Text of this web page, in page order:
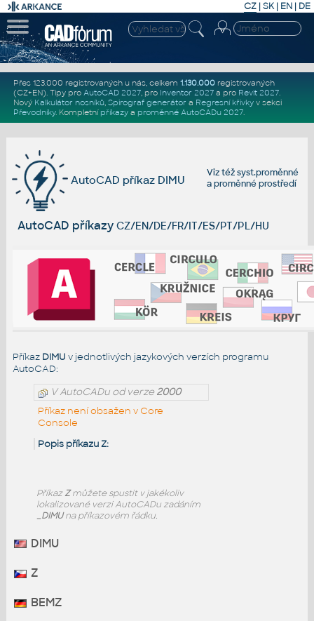
CZ | SK| EN | DE
Přes 123.000 registrovaných u nás, celkem 1.130.000registrovaných
(CZ+EN). Tipy pro AutoCAD 2027, pro Inventor 2027a pro Revit 2027.
Nový Kalkulátor nosníků, Spirograf generátor a Regresní křivkyv sekci
Převodníky. Kompletní příkazya proměnné AutoCADu 2027.
Viz téžsyst.proměnné
aproměnné prostředí
AutoCAD příkaz DIMU
AutoCAD příkazy CZ/EN/DE/FR/IT/ES/PT/PL/HU
Příkaz DIMU v jednotlivých jazykových verzích programu
AutoCAD:
V AutoCADu od verze2000
Příkaz není obsažen v Core
Console
Popis příkazu Z:
PříkazZmůžete spustit v jakékoliv
lokalizované verzi AutoCADu zadáním
_DIMUna příkazovém řádku.
DIMU
Z
BEMZ